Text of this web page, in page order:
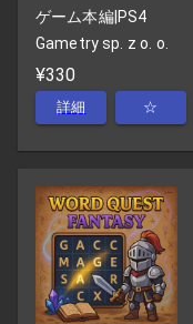
ゲーム本編|PS4
Gametry sp. z o. o.
¥330
詳細 ☆